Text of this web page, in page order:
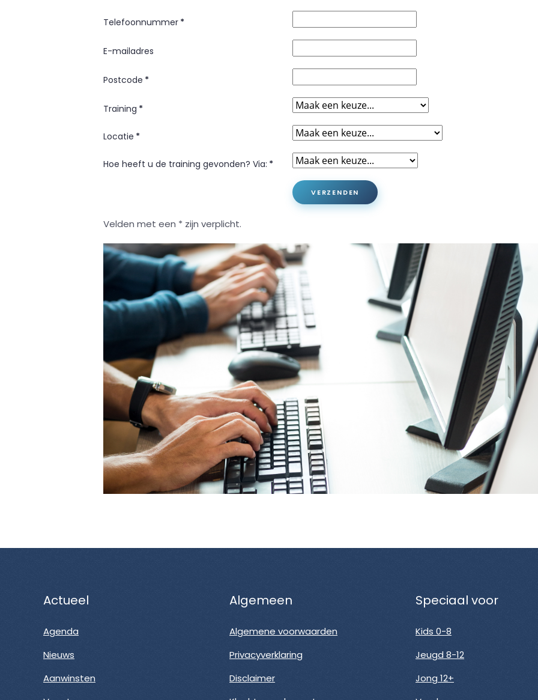
Telefoonnummer *
E-mailadres
Postcode *
Training *
Locatie *
Hoe heeft u de training gevonden? Via: *
VERZENDEN
Velden met een * zijn verplicht.
Actueel
Agenda
Nieuws
Aanwinsten
Algemeen
Algemene voorwaarden
Privacyverklaring
Disclaimer
Speciaal voor
Kids 0-8
Jeugd 8-12
Jong 12+